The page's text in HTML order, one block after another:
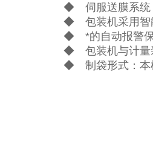
◆ 伺服送膜系统
◆ 包装机采用智
◆ *的自动报警保
◆ 包装机与计量
◆ 制袋形式：本